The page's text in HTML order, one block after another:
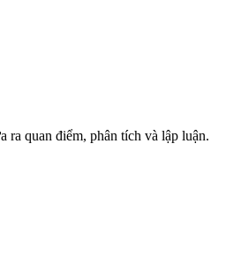
ra quan điểm, phân tích và lập luận.